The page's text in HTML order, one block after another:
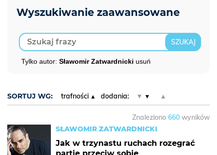
Tylko autor: Sławomir Zatwardnicki usuń
SORTUJ WG: trafności dodania: ▼ ▲
Znaleziono 660 wyników
SŁAWOMIR ZATWARDNICKI
Jak w trzynastu ruchach rozegrać